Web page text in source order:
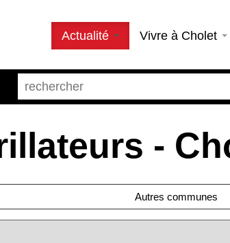
Actualité Vivre à Cholet
-
Autres communes